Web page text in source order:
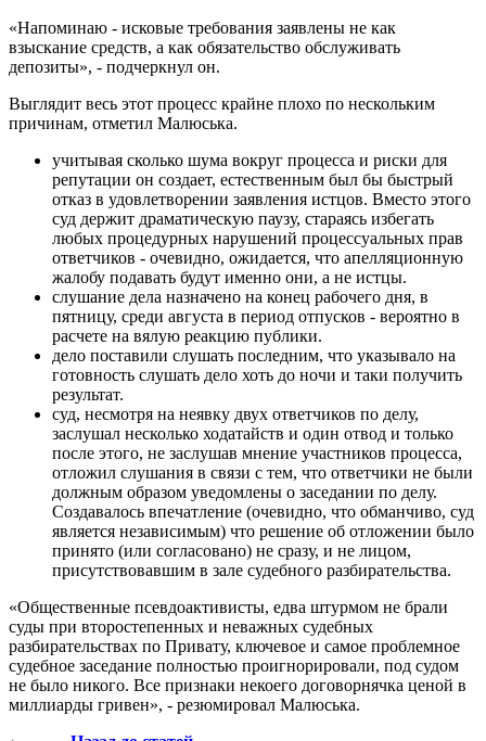
«Напоминаю - исковые требования заявлены не как
взыскание средств, а как обязательство обслуживать
депозиты», - подчеркнул он.
Выглядит весь этот процесс крайне плохо по нескольким
причинам, отметил Малюська.
учитывая сколько шума вокруг процесса и риски для
репутации он создает, естественным был бы быстрый
отказ в удовлетворении заявления истцов. Вместо этого
суд держит драматическую паузу, стараясь избегать
любых процедурных нарушений процессуальных прав
ответчиков - очевидно, ожидается, что апелляционную
жалобу подавать будут именно они, а не истцы.
слушание дела назначено на конец рабочего дня, в
пятницу, среди августа в период отпусков - вероятно в
расчете на вялую реакцию публики.
дело поставили слушать последним, что указывало на
готовность слушать дело хоть до ночи и таки получить
результат.
суд, несмотря на неявку двух ответчиков по делу,
заслушал несколько ходатайств и один отвод и только
после этого, не заслушав мнение участников процесса,
отложил слушания в связи с тем, что ответчики не были
должным образом уведомлены о заседании по делу.
Создавалось впечатление (очевидно, что обманчиво, суд
является независимым) что решение об отложении было
принято (или согласовано) не сразу, и не лицом,
присутствовавшим в зале судебного разбирательства.
«Общественные псевдоактивисты, едва штурмом не брали
суды при второстепенных и неважных судебных
разбирательствах по Привату, ключевое и самое проблемное
судебное заседание полностью проигнорировали, под судом
не было никого. Все признаки некоего договорнячка ценой в
миллиарды гривен», - резюмировал Малюська.